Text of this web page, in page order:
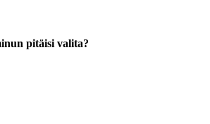
pitäisi valita?